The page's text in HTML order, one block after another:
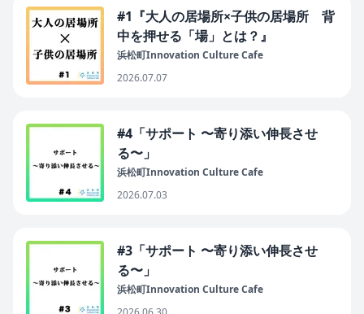
#1『大人の居場所×子供の居場所 背
中を押せる「場」とは？』
浜松町Innovation Culture Cafe
2026.07.07
#4「サポート 〜寄り添い伸長させ
る〜」
浜松町Innovation Culture Cafe
2026.07.03
#3「サポート 〜寄り添い伸長させ
る〜」
浜松町Innovation Culture Cafe